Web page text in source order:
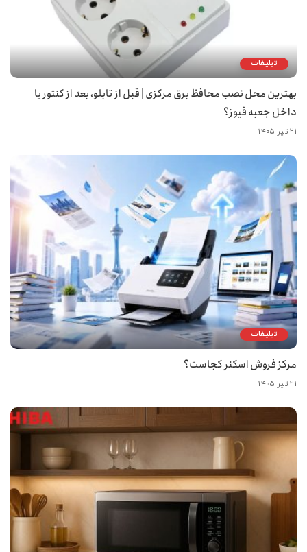
تبلیغات
بهترین محل نصب محافظ برق مرکزی | قبل از تابلو، بعد از کنتور یا
داخل جعبه فیوز؟
۲۱ تیر ۱۴۰۵
تبلیغات
مرکز فروش اسکنر کجاست؟
۲۱ تیر ۱۴۰۵